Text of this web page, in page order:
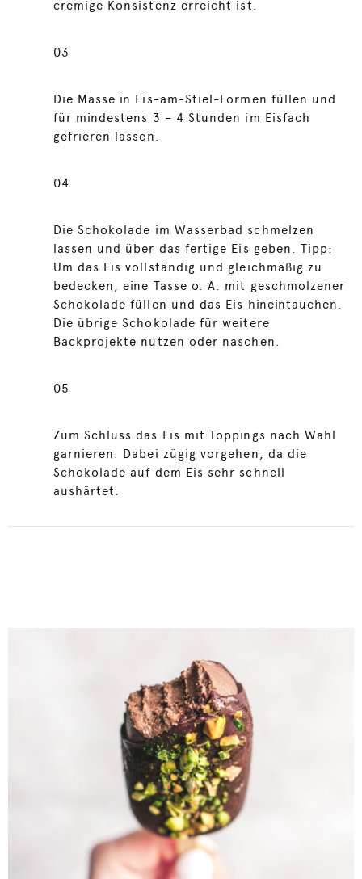
cremige Konsistenz erreicht ist.
03
Die Masse in Eis-am-Stiel-Formen füllen und
für mindestens 3 – 4 Stunden im Eisfach
gefrieren lassen.
04
Die Schokolade im Wasserbad schmelzen
lassen und über das fertige Eis geben. Tipp:
Um das Eis vollständig und gleichmäßig zu
bedecken, eine Tasse o. Ä. mit geschmolzener
Schokolade füllen und das Eis hineintauchen.
Die übrige Schokolade für weitere
Backprojekte nutzen oder naschen.
05
Zum Schluss das Eis mit Toppings nach Wahl
garnieren. Dabei zügig vorgehen, da die
Schokolade auf dem Eis sehr schnell
aushärtet.